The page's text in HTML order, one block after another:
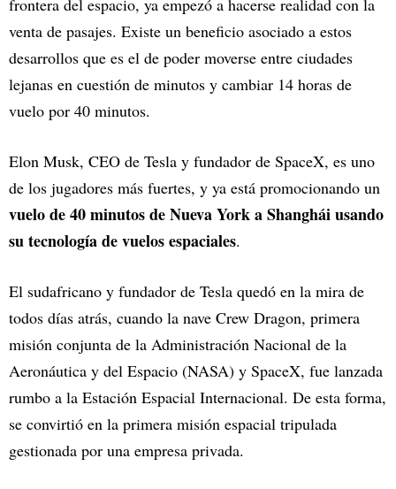
frontera del espacio, ya empezó a hacerse realidad con la
venta de pasajes. Existe un beneficio asociado a estos
desarrollos que es el de poder moverse entre ciudades
lejanas en cuestión de minutos y cambiar 14 horas de
vuelo por 40 minutos.
Elon Musk, CEO de Tesla y fundador de SpaceX, es uno
de los jugadores más fuertes, y ya está promocionando un
vuelo de 40 minutos de Nueva York a Shanghái usando
su tecnología de vuelos espaciales.
El sudafricano y fundador de Tesla quedó en la mira de
todos días atrás, cuando la nave Crew Dragon, primera
misión conjunta de la Administración Nacional de la
Aeronáutica y del Espacio (NASA) y SpaceX, fue lanzada
rumbo a la Estación Espacial Internacional. De esta forma,
se convirtió en la primera misión espacial tripulada
gestionada por una empresa privada.